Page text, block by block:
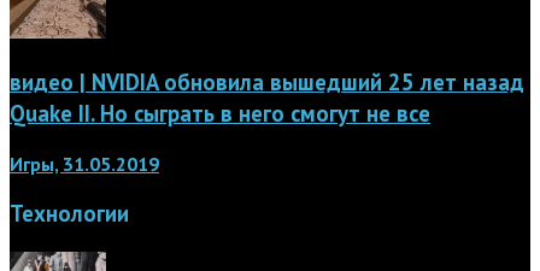
видео | NVIDIA обновила вышедший 25 лет назад
Quake II. Но сыграть в него смогут не все
Игры, 31.05.2019
Технологии